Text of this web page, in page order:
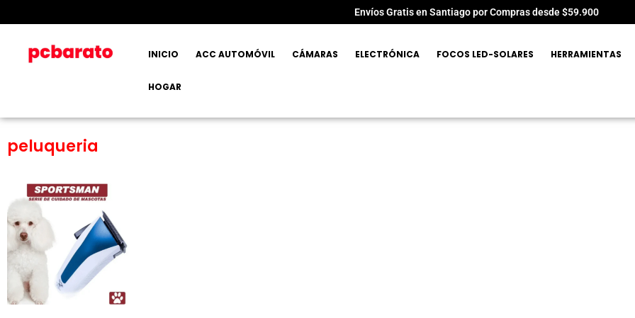
Envíos Gratis en Santiago por Compras desde $59.900
INICIO ACC AUTOMÓVIL CÁMARAS ELECTRÓNICA FOCOS LED-SOLARES HERRAMIENTAS
HOGAR
peluqueria